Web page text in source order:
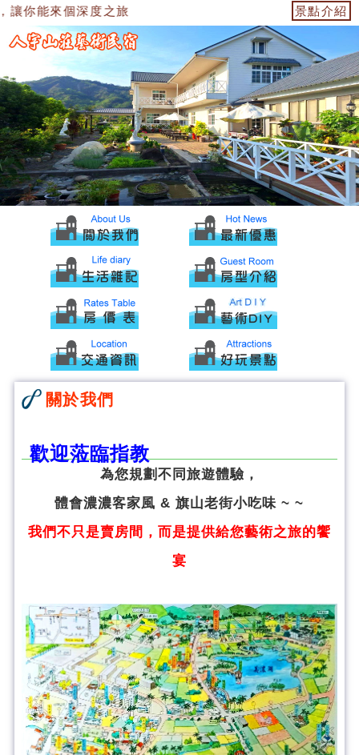
你能來個深度之旅 景點介紹
關於我們
歡迎蒞臨指教
為您規劃不同旅遊體驗，
體會濃濃客家風 & 旗山老街小吃味 ~ ~
我們不只是賣房間，而是提供給您藝術之旅的饗
宴